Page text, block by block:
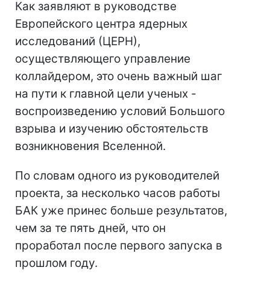
Как заявляют в руководстве
Европейского центра ядерных
исследований (ЦЕРН),
осуществляющего управление
коллайдером, это очень важный шаг
на пути к главной цели ученых -
воспроизведению условий Большого
взрыва и изучению обстоятельств
возникновения Вселенной.
По словам одного из руководителей
проекта, за несколько часов работы
БАК уже принес больше результатов,
чем за те пять дней, что он
проработал после первого запуска в
прошлом году.